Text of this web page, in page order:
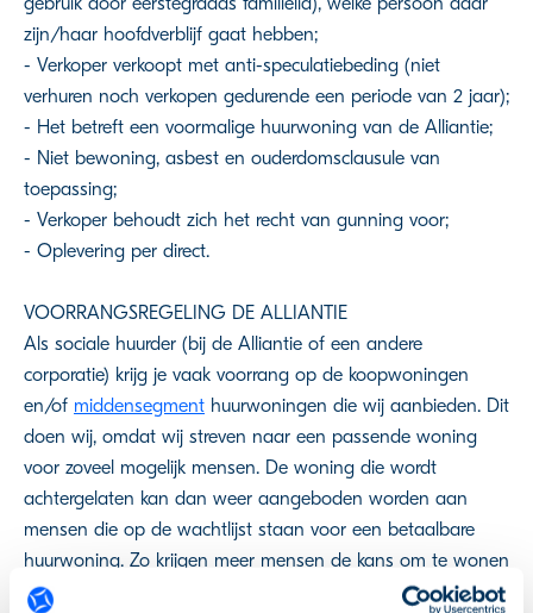
zijn/haar hoofdverblijf gaat hebben;
- Verkoper verkoopt met anti-speculatiebeding (niet
verhuren noch verkopen gedurende een periode van 2 jaar);
- Het betreft een voormalige huurwoning van de Alliantie;
- Niet bewoning, asbest en ouderdomsclausule van
toepassing;
- Verkoper behoudt zich het recht van gunning voor;
- Oplevering per direct.
VOORRANGSREGELING DE ALLIANTIE
Als sociale huurder (bij de Alliantie of een andere
corporatie) krijg je vaak voorrang op de koopwoningen
en/of middensegment huurwoningen die wij aanbieden. Dit
doen wij, omdat wij streven naar een passende woning
voor zoveel mogelijk mensen. De woning die wordt
achtergelaten kan dan weer aangeboden worden aan
mensen die op de wachtlijst staan voor een betaalbare
huurwoning. Zo krijgen meer mensen de kans om te wonen
in een huis die past bij hun situatie.